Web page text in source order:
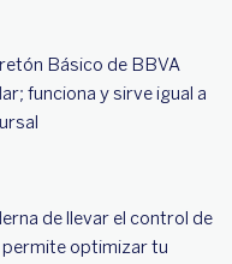
Básico de BBVA
funciona y sirve igual a
de llevar el control de
optimizar tu